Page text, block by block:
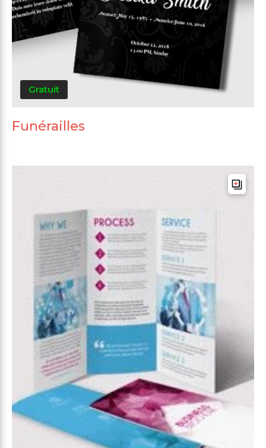
Gratuit
Funérailles